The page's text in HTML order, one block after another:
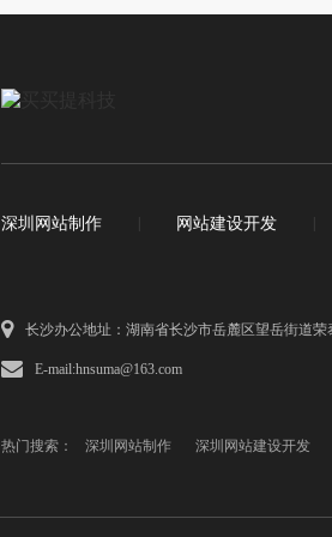
深圳网站制作 网站建设开发
长沙办公地址：湖南省长沙市岳麓区望岳街道荣
E-mail:hnsuma@163.com
热门搜索： 深圳网站制作 深圳网站建设开发